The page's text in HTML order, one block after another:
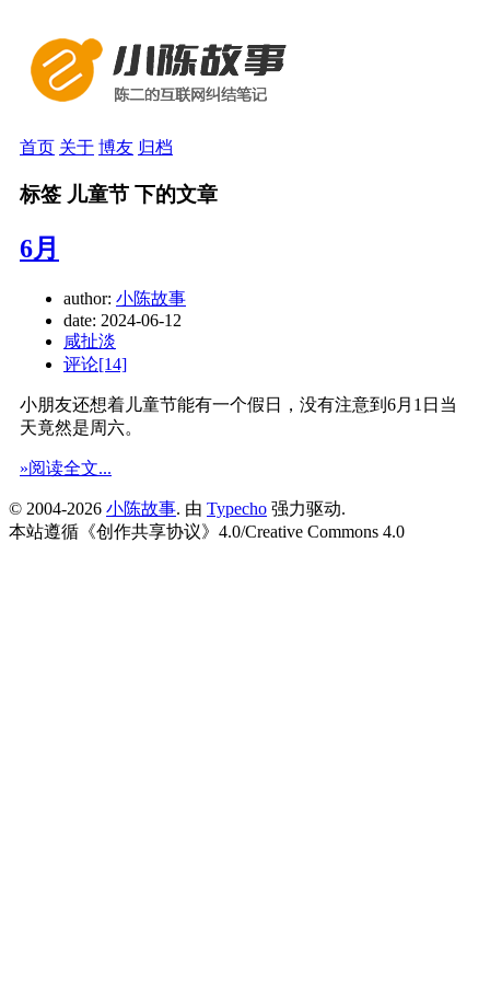
首页 关于 博友 归档
标签 儿童节 下的文章
6月
author: 小陈故事
date: 2024-06-12
咸扯淡
评论[14]
小朋友还想着儿童节能有一个假日，没有注意到6月1日当
天竟然是周六。
»阅读全文...
© 2004-2026 小陈故事. 由 Typecho 强力驱动.
本站遵循《创作共享协议》4.0/Creative Commons 4.0